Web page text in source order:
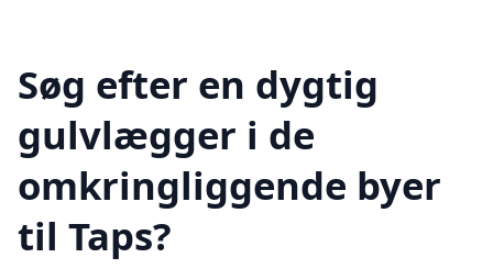
Søg efter en dygtig
gulvlægger i de
omkringliggende byer
til Taps?